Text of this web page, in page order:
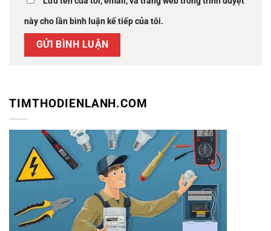
này cho lần bình luận kế tiếp của tôi.
TIMTHODIENLANH.COM